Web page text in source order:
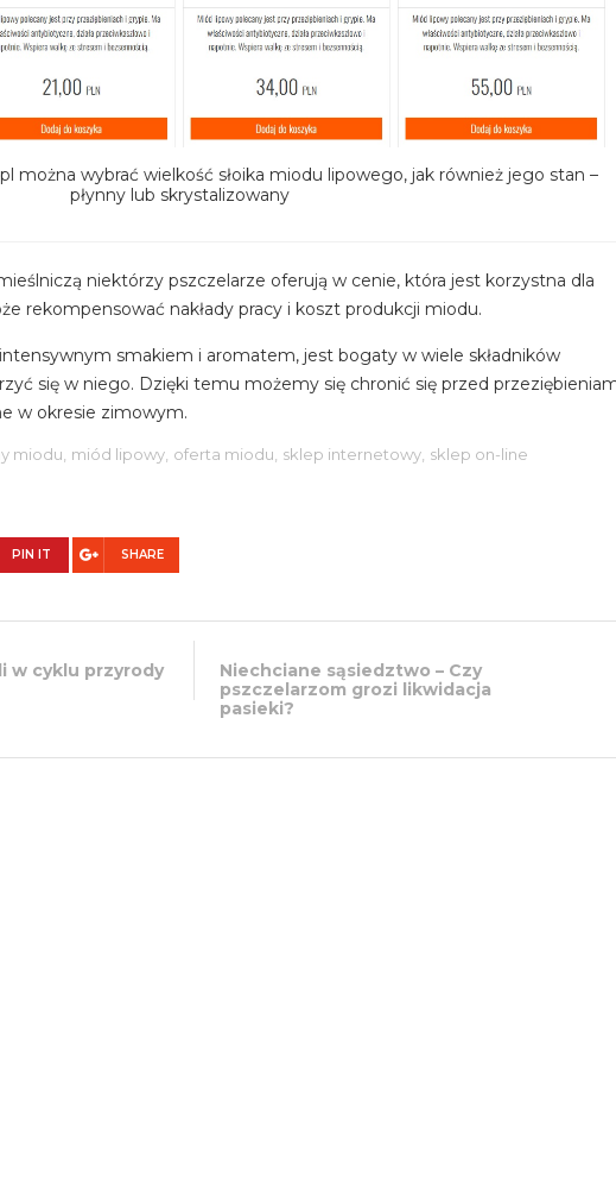
można wybrać wielkość słoika miodu lipowego, jak również jego stan –
płynny lub skrystalizowany
niektórzy pszczelarze oferują w cenie, która jest korzystna dla
rekompensować nakłady pracy i koszt produkcji miodu.
smakiem i aromatem, jest bogaty w wiele składników
się w niego. Dzięki temu możemy się chronić się przed
w okresie zimowym.
miodu, miód lipowy, oferta miodu, sklep internetowy, sklep on-line
PIN IT SHARE
w cyklu przyrody
Niechciane sąsiedztwo – Czy
pszczelarzom grozi likwidacja
pasieki?